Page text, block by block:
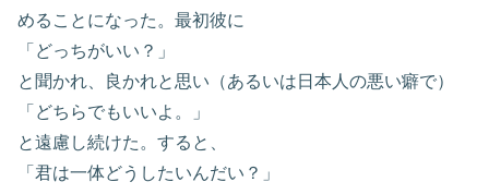
めることになった。最初彼に
「どっちがいい？」
と聞かれ、良かれと思い（あるいは日本人の悪い癖で）
「どちらでもいいよ。」
と遠慮し続けた。すると、
「君は一体どうしたいんだい？」